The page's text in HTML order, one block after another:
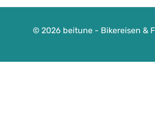
© 2026 beitune - Bikereisen &